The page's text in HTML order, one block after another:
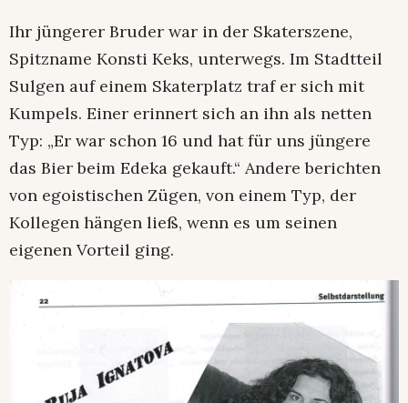
Ihr jüngerer Bruder war in der Skaterszene,
Spitzname Konsti Keks, unterwegs. Im Stadtteil
Sulgen auf einem Skaterplatz traf er sich mit
Kumpels. Einer erinnert sich an ihn als netten
Typ: „Er war schon 16 und hat für uns jüngere
das Bier beim Edeka gekauft.“ Andere berichten
von egoistischen Zügen, von einem Typ, der
Kollegen hängen ließ, wenn es um seinen
eigenen Vorteil ging.